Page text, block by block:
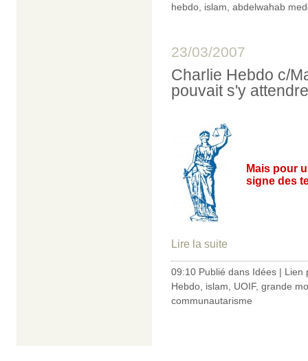
hebdo islam abdelwahab
23/03/2007
Charlie Hebdo c/
pouvait s'y
Mais pour
signe des
Lire la suite
09:10 Publié dans Idées | Lien
Hebdo, islam, UOIF, grande
communautarisme